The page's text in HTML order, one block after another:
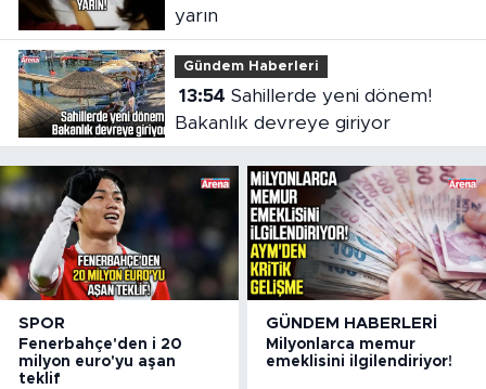
yarın
Gündem Haberleri
13:54
Bakanlık devreye giriyor
SPOR
Fenerbahçe'den i 20
milyon euro'yu aşan
teklif
GÜNDEM HABERLERI
Milyonlarca memur
emeklisini ilgilendiriyor!